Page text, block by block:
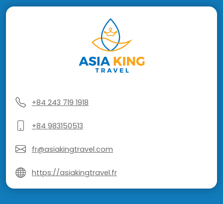
+84 243 719 1918
+84 983150513
fr@asiakingtravel.com
https://asiakingtravel.fr